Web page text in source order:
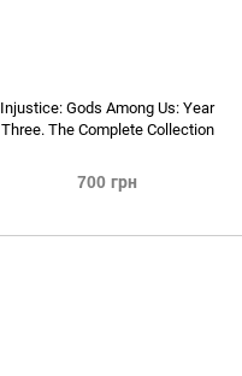
Injustice: Gods Among Us: Year
Three. The Complete Collection
700 грн